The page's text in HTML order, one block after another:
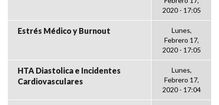
2020 - 17:05
Estrés Médico y Burnout
Lunes,
Febrero 17,
2020 - 17:05
HTA Diastolica e Incidentes
Cardiovasculares
Lunes,
Febrero 17,
2020 - 17:04